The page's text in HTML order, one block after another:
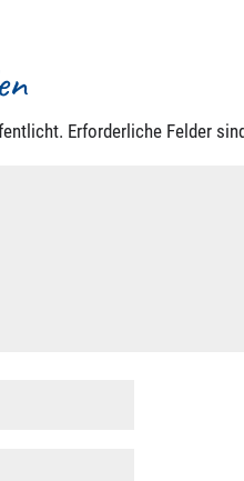
Erforderliche Felder